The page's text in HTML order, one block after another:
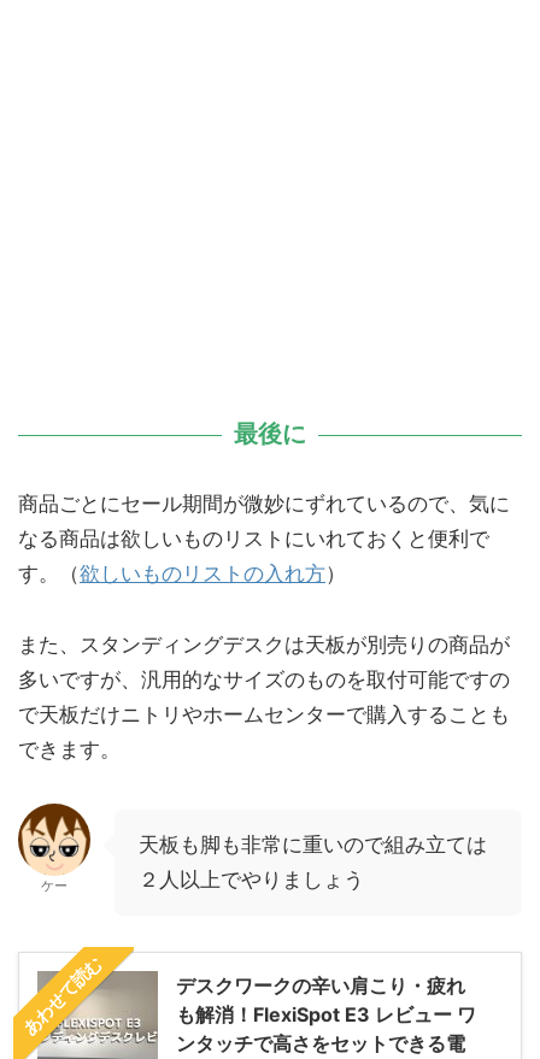
最後に
商品ごとにセール期間が微妙にずれているので、気に
なる商品は欲しいものリストにいれておくと便利で
す。（欲しいものリストの入れ方）
また、スタンディングデスクは天板が別売りの商品が
多いですが、汎用的なサイズのものを取付可能ですの
で天板だけニトリやホームセンターで購入することも
できます。
ケー
天板も脚も非常に重いので組み立ては
２人以上でやりましょう
あわせて読む
デスクワークの辛い肩こり・疲れ
も解消！FlexiSpot E3 レビュー ワ
ンタッチで高さをセットできる電